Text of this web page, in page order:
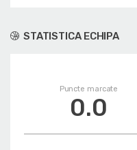
STATISTICA ECHIPA
Puncte marcate
0.0